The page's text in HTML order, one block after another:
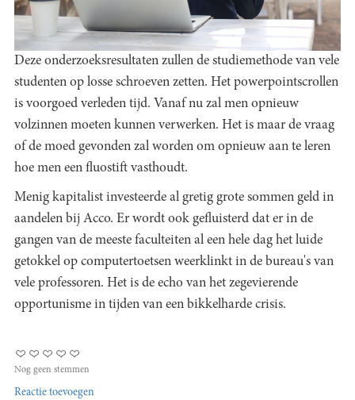
Deze onderzoeksresultaten zullen de studiemethode van vele
studenten op losse schroeven zetten. Het powerpointscrollen
is voorgoed verleden tijd. Vanaf nu zal men opnieuw
volzinnen moeten kunnen verwerken. Het is maar de vraag
of de moed gevonden zal worden om opnieuw aan te leren
hoe men een fluostift vasthoudt.
Menig kapitalist investeerde al gretig grote sommen geld in
aandelen bij Acco. Er wordt ook gefluisterd dat er in de
gangen van de meeste faculteiten al een hele dag het luide
getokkel op computertoetsen weerklinkt in de bureau's van
vele professoren. Het is de echo van het zegevierende
opportunisme in tijden van een bikkelharde crisis.
Nog geen stemmen
Reactie toevoegen